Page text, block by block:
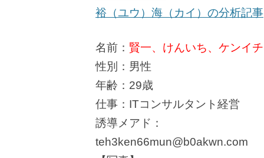
裕（ユウ）海（カイ）の分析記事
名前： 賢一、けんいち、ケンイ
性別：男性
年齢：29歳
仕事：ITコンサルタント経営
誘導メアド：
teh3ken66mun@b0akwn.com